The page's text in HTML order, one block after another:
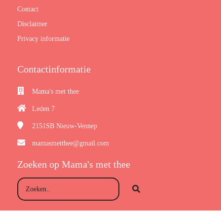
Contact
Disclaimer
Privacy informatie
Contactinformatie
Mama's met thee
Leden 7
2151SB Nieuw-Vennep
mamasmetthee@gmail.com
Zoeken op Mama's met thee